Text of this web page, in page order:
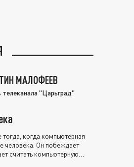
МАЛОФЕЕВ
телеканала "Царьград"
когда компьютерная
человека. Он побеждает
считать компьютерную